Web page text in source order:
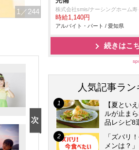
1 ／244 株式会社smis/ナーシングホーム寿
時給1,140円
アルバイト・パート / 愛知県
続きはこ
人気記事ラ
【夏とい
ルが止ま
品レシピ8
「ズバリ
メンは？